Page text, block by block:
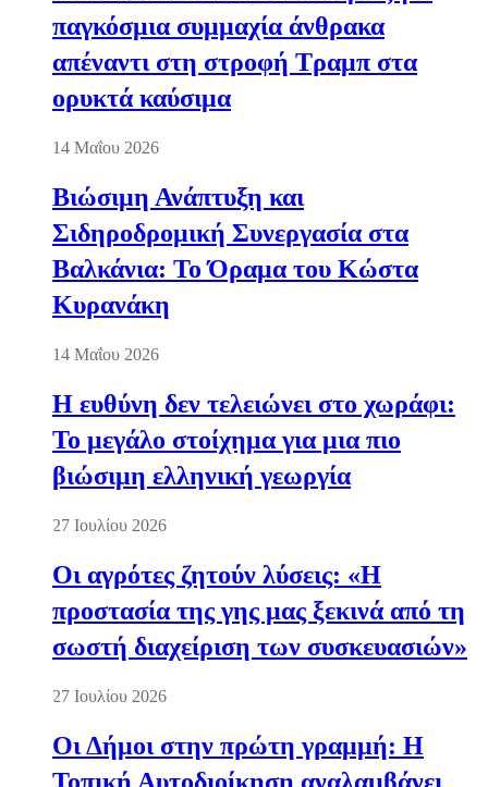
παγκόσμια συμμαχία άνθρακα
απέναντι στη στροφή Τραμπ στα
ορυκτά καύσιμα
14 Μαΐου 2026
Βιώσιμη Ανάπτυξη και
Σιδηροδρομική Συνεργασία στα
Βαλκάνια: Το Όραμα του Κώστα
Κυρανάκη
14 Μαΐου 2026
Η ευθύνη δεν τελειώνει στο χωράφι:
Το μεγάλο στοίχημα για μια πιο
βιώσιμη ελληνική γεωργία
27 Ιουλίου 2026
Οι αγρότες ζητούν λύσεις: «Η
προστασία της γης μας ξεκινά από τη
σωστή διαχείριση των συσκευασιών»
27 Ιουλίου 2026
Οι Δήμοι στην πρώτη γραμμή: Η
Τοπική Αυτοδιοίκηση αναλαμβάνει